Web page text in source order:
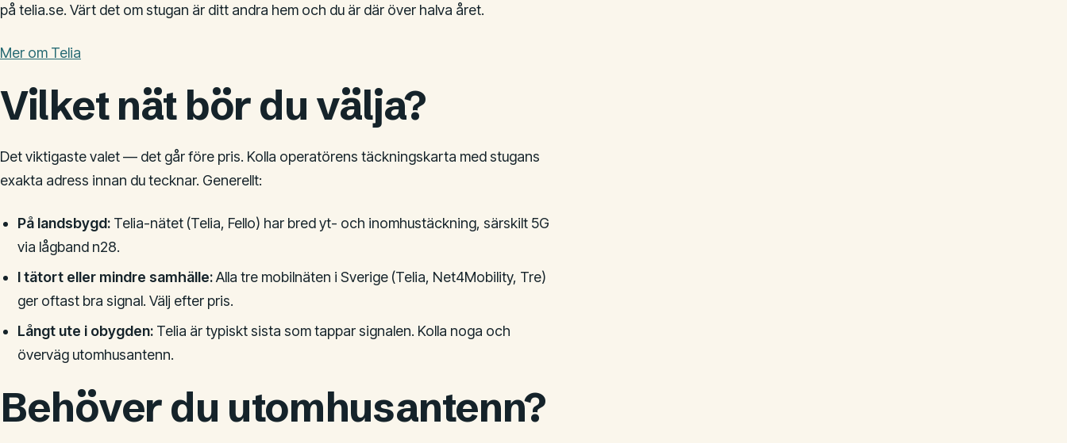
på telia.se. Värt det om stugan är ditt andra hem och du är där över halva året.
Mer om Telia
Vilket nät bör du välja?
Det viktigaste valet — det går före pris. Kolla operatörens täckningskarta med stugans
exakta adress innan du tecknar. Generellt:
På landsbygd:Telia-nätet (Telia, Fello) har bred yt- och inomhustäckning, särskilt 5G
via lågband n28.
I tätort eller mindre samhälle:Alla tre mobilnäten i Sverige (Telia, Net4Mobility, Tre)
ger oftast bra signal. Välj efter pris.
Långt ute i obygden:Telia är typiskt sista som tappar signalen. Kolla noga och
överväg utomhusantenn.
Behöver du utomhusantenn?